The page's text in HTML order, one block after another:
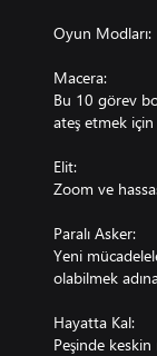
Oyun Modları:
Macera:
Bu 10 görev
ateş etmek
Elit:
Zoom ve
Paralı Asker:
Yeni
olabilmek
Hayatta Kal:
Peşinde